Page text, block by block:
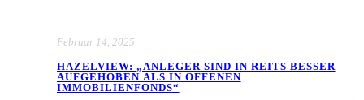
Februar 14, 2025
HAZELVIEW: „ANLEGER SIND IN REITS BESSER
AUFGEHOBEN ALS IN OFFENEN
IMMOBILIENFONDS“